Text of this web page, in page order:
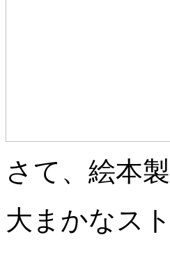
さて、絵本
大まかなス